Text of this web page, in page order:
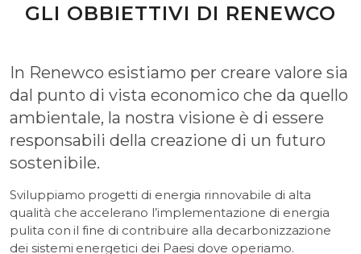
GLI OBBIETTIVI DI RENEWCO
In Renewco esistiamo per creare valore sia
dal punto di vista economico che da quello
ambientale, la nostra visione è di essere
responsabili della creazione di un futuro
sostenibile.
Sviluppiamo progetti di energia rinnovabile di alta
qualità che accelerano l’implementazione di energia
pulita con il fine di contribuire alla decarbonizzazione
dei sistemi energetici dei Paesi dove operiamo.